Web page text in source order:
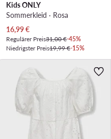
Kids ONLY
Sommerkleid · Rosa
Aktueller Preis
16,99€
Regulärer Preis31,00 €-45%
Niedrigster Preis19,99 €-15%